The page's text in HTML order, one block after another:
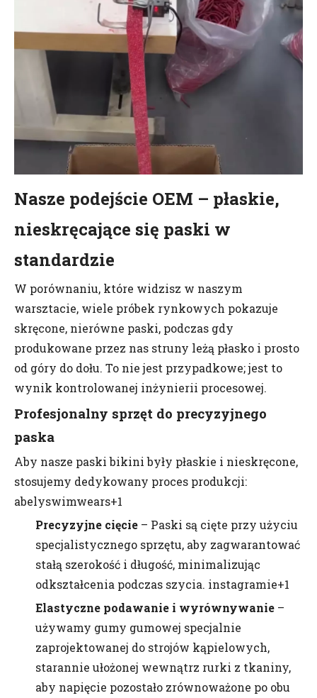
Nasze podejście OEM – płaskie,
nieskręcające się paski w
standardzie
W porównaniu, które widzisz w naszym
warsztacie, wiele próbek rynkowych pokazuje
skręcone, nierówne paski, podczas gdy
produkowane przez nas struny leżą płasko i prosto
od góry do dołu. To nie jest przypadkowe; jest to
wynik kontrolowanej inżynierii procesowej.
Profesjonalny sprzęt do precyzyjnego
paska
Aby nasze paski bikini były płaskie i nieskręcone,
stosujemy dedykowany proces produkcji:
abelyswimwears+1
Precyzyjne cięcie – Paski są cięte przy użyciu
specjalistycznego sprzętu, aby zagwarantować
stałą szerokość i długość, minimalizując
odkształcenia podczas szycia. instagramie+1
Elastyczne podawanie i wyrównywanie –
używamy gumy gumowej specjalnie
zaprojektowanej do strojów kąpielowych,
starannie ułożonej wewnątrz rurki z tkaniny,
aby napięcie pozostało zrównoważone po obu